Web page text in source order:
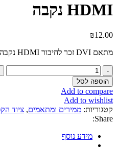
HDMI נקבה
₪12.00
מתאם DVI זכר לחיבור HDMI נקבה
כמות
של
מתאם
Mini
HDMI
זכר
לחיבור
HDMI
נקבה
הוספה לסל
Add to compare
Add to wishlist
קטגוריות: ממירים ומתאמים, ציוד
Share:
מידע נוסף